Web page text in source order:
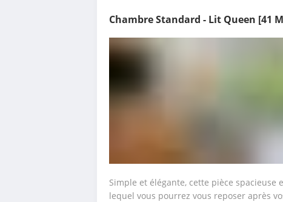
Chambre Standard - Lit Queen [41
Simple et élégante, cette pièce
lequel vous pourrez vous reposer après